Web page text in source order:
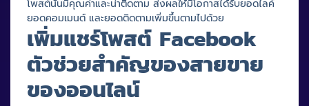
โพสต์นั้นมีคุณค่าและน่าติดตาม ส่งผลให้มีโอกาสได้รับยอดไลค์
ยอดคอมเมนต์ และยอดติดตามเพิ่มขึ้นตามไปด้วย
เพิ่มแชร์โพสต์ Facebook
ตัวช่วยสำคัญของสายขาย
ของออนไลน์